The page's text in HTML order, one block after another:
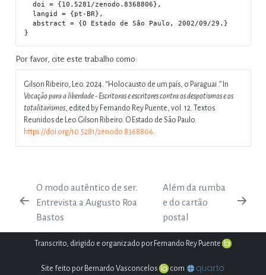
  doi = {10.5281/zenodo.8368806},
  abstract = {O Estado de São Paulo, 2002/09/29.}
Por favor, cite este trabalho como:
Gilson Ribeiro, Leo. 2024. “Holocausto de um país, o Paraguai .” In
Vocação para a liberdade - Escritoras e escritores contra os despotismos e os
totalitarismos, edited by Fernando Rey Puente, vol. 12. Textos
Reunidos de Leo Gilson Ribeiro. O Estado de São Paulo.
https://doi.org/10.5281/zenodo.8368806
O modo autêntico de ser.
Entrevista a Augusto Roa
Bastos
Além da rumba
e do cartão
postal
Transcrito, dirigido e organizado por Fernando Rey Puente
Site feito por Bernardo Vasconcelos com